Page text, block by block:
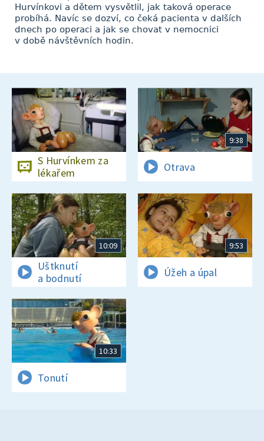
Hurvínkovi a dětem vysvětlil, jak taková operace
probíhá. Navíc se dozví, co čeká pacienta v dalších
dnech po operaci a jak se chovat v nemocnici
v době návštěvních hodin.
S Hurvínkem za
lékařem
9:38
Otrava
10:09
Uštknutí
a bodnutí
9:53
Úžeh a úpal
10:33
Tonutí